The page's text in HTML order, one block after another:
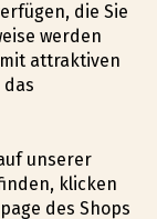
die Sie
werden
attraktiven
unserer
klicken
des Shops